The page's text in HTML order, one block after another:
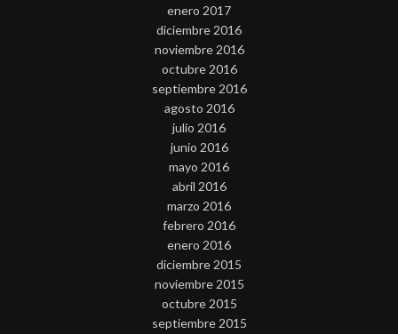
enero 2017
diciembre 2016
noviembre 2016
octubre 2016
septiembre 2016
agosto 2016
julio 2016
junio 2016
mayo 2016
abril 2016
marzo 2016
febrero 2016
enero 2016
diciembre 2015
noviembre 2015
octubre 2015
septiembre 2015